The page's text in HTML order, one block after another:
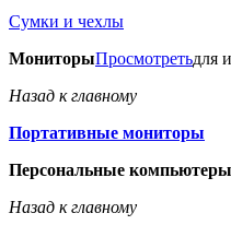
Сумки и чехлы
МониторыПросмотретьдля
Назад к главному
Портативные мониторы
Персональные компьютеры
Назад к главному